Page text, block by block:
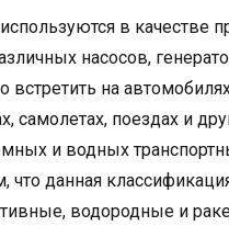
в качестве
насосов,
встретить на
самолетах, поездах и
и водных
что данная
водородные и